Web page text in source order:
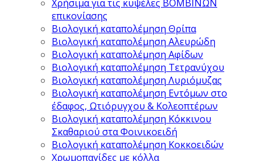
Χρήσιμα για τις κυψέλες ΒΟΜΒΙΝΩΝ
επικονίασης
Βιολογική καταπολέμηση Θρίπα
Βιολογική καταπολέμηση Αλευρώδη
Βιολογική καταπολέμηση Αφίδων
Βιολογική καταπολέμηση Τετρανύχου
Βιολογική καταπολέμηση Λυριόμυζας
Βιολογική καταπολέμηση Εντόμων στο
έδαφος, Ωτιόρυγχου & Κολεοπτέρων
Βιολογική καταπολέμηση Κόκκινου
Σκαθαριού στα Φοινικοειδή
Βιολογική καταπολέμηση Κοκκοειδών
Χρωμοπαγίδες με κόλλα